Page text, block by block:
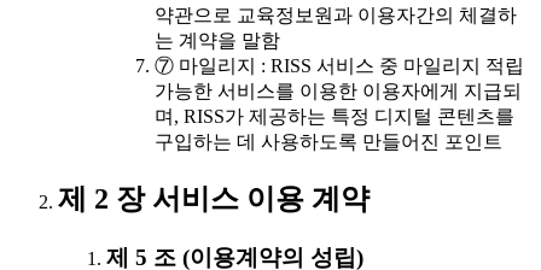
약관으로 교육정보원과 이용자간의 체결하
는 계약을 말함
⑦ 마일리지 : RISS 서비스 중 마일리지 적립
가능한 서비스를 이용한 이용자에게 지급되
며, RISS가 제공하는 특정 디지털 콘텐츠를
구입하는 데 사용하도록 만들어진 포인트
제 2 장 서비스 이용 계약
제 5 조 (이용계약의 성립)